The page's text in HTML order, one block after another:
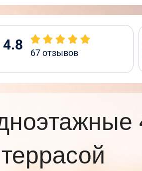
4.8 67отзывов
террасой